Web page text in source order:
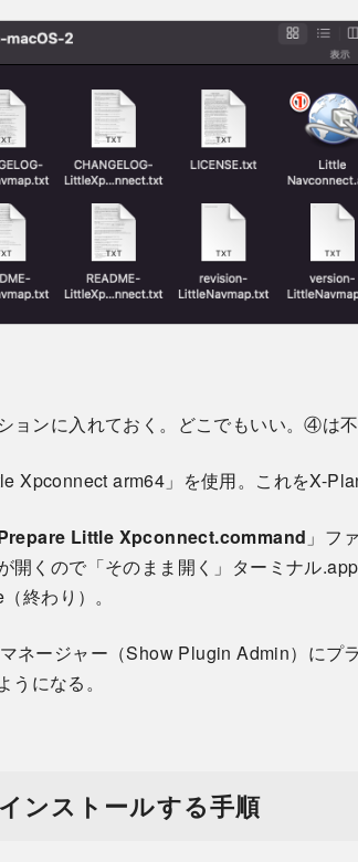
ンに入れておく。どこでもいい。④は不
Xpconnect arm64」を使用。これをX-
Little Xpconnect.command 」フ
開くので「そのまま開く」ターミナル
終わり）。
ネージャー（Show Plugin Admin）にプ
になる。
ンストールする手順